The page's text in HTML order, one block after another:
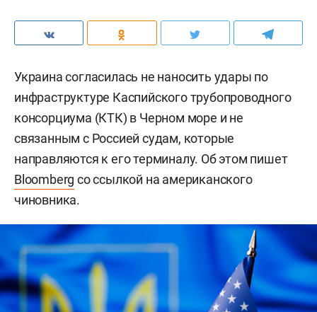
Украина согласилась не наносить удары по
инфраструктуре Каспийского трубопроводного
консорциума (КТК) в Черном море и не
связанным с Россией судам, которые
направляются к его терминалу. Об этом пишет
Bloomberg со ссылкой на американского
чиновника.